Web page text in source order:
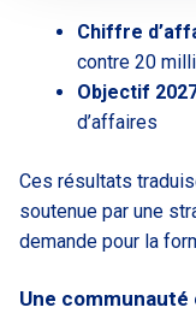
Chiffre
contre 20
Objectif
d’affaires
Ces résultats
soutenue par une
demande pour la
Une